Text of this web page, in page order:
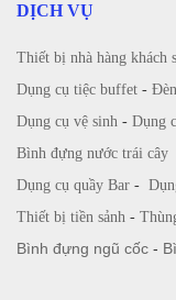
DỊCH VỤ
Thiết bị nhà hàng khách
Dụng cụ tiệc buffet -
Dụng cụ vệ sinh - Dụng
Bình đựng nước trái cây
Dụng cụ quầy Bar -
Thiết bị tiền sảnh -
Bình đựng ngũ cốc -